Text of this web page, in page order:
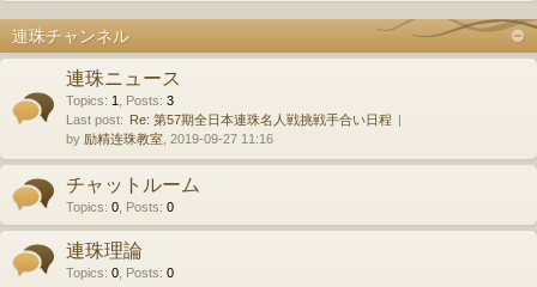
連珠チャンネル
連珠ニュース
Topics: 1 Posts: 3
Last post: Re: 第57期全日本連珠名人戦挑戦手合い日程
by 励精连珠教室 , 2019-09-27 11:16
チャットルーム
Topics: 0 Posts: 0
連珠理論
Topics: 0 Posts: 0